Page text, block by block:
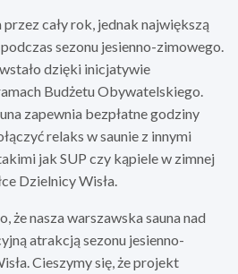
cały rok, jednak największą
sezonu jesienno-zimowego.
dzięki inicjatywie
Budżetu Obywatelskiego.
zapewnia bezpłatne godziny
relaks w saunie z innymi
jak SUP czy kąpiele w zimnej
Dzielnicy Wisła.
że nasza warszawska sauna nad
atrakcją sezonu jesienno-
Cieszymy się, że projekt